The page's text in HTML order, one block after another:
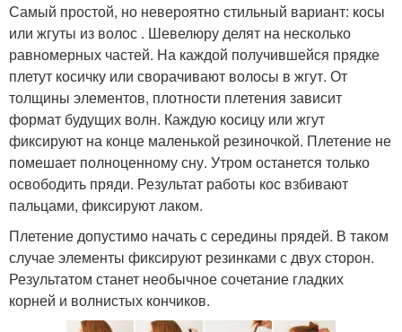
Самый простой, но невероятно стильный вариант: косы
или жгуты из волос . Шевелюру делят на несколько
равномерных частей. На каждой получившейся прядке
плетут косичку или сворачивают волосы в жгут. От
толщины элементов, плотности плетения зависит
формат будущих волн. Каждую косицу или жгут
фиксируют на конце маленькой резиночкой. Плетение не
помешает полноценному сну. Утром останется только
освободить пряди. Результат работы кос взбивают
пальцами, фиксируют лаком.
Плетение допустимо начать с середины прядей. В таком
случае элементы фиксируют резинками с двух сторон.
Результатом станет необычное сочетание гладких
корней и волнистых кончиков.